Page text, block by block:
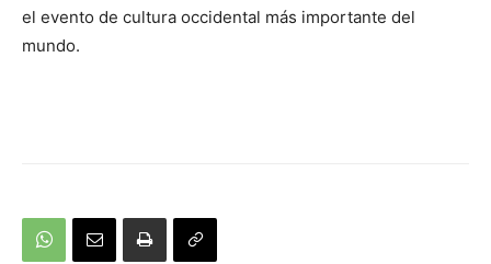
el evento de cultura occidental más importante del
mundo.